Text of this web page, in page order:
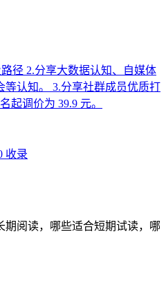
径 2.分享大数据认知、自媒体
认知。 3.分享社群成员优质打
起调价为 39.9 元。
收录
阅读，哪些适合短期试读，哪